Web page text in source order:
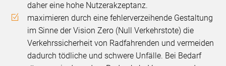
daher eine hohe Nutzerakzeptanz.
maximieren durch eine fehlerverzeihende Gestaltung
im Sinne der Vision Zero (Null Verkehrstote) die
Verkehrssicherheit von Radfahrenden und vermeiden
dadurch tödliche und schwere Unfälle. Bei Bedarf